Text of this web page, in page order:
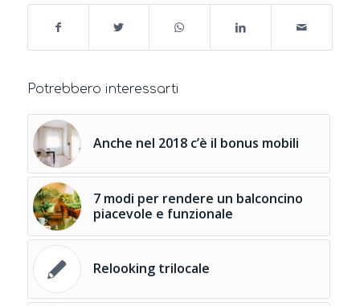
Potrebbero interessarti
Anche nel 2018 c’è il bonus mobili
7 modi per rendere un balconcino
piacevole e funzionale
Relooking trilocale